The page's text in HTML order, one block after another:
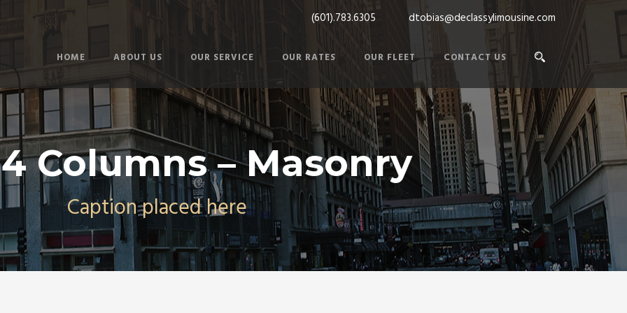
(601).783.6305 dtobias@declassylimousine.com
HOME ABOUT US OUR SERVICE OUR RATES OUR FLEET CONTACT US
Columns – Masonry
Caption placed here